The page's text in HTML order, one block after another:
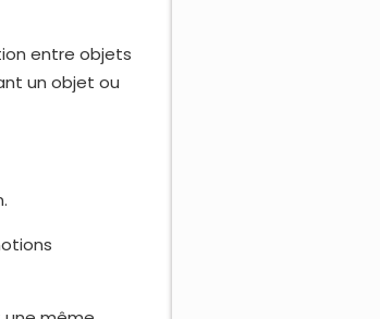
entre objets
un objet ou